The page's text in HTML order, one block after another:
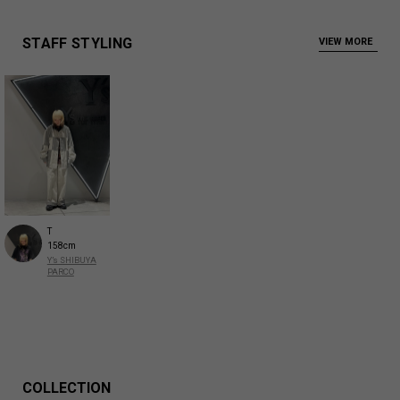
STAFF STYLING VIEW MORE
T
158cm
Y’s SHIBUYA
PARCO
COLLECTION